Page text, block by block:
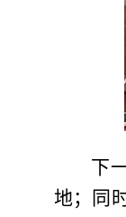
下
地；同